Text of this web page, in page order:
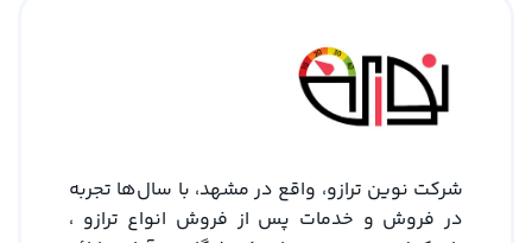
شرکت نوین ترازو، واقع در مشهد، با سال‌ها تجربه
در فروش و خدمات پس از فروش انواع ترازو ،